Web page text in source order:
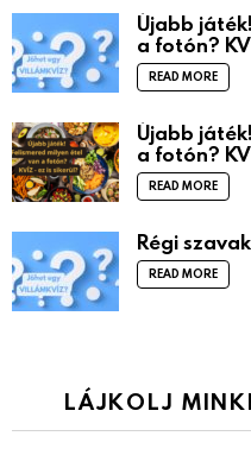
Újabb
a fotón?
READ MORE
Újabb
a fotón?
READ MORE
Régi
READ MORE
LÁJKOLJ